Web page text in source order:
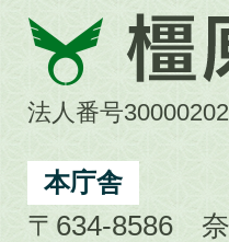
橿
原
市
City
法人番号
本庁舎
〒634-8586